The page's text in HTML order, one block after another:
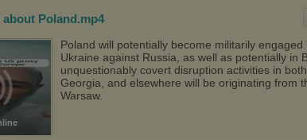
about Poland .mp4
Poland will potentially become militarily engaged
Ukraine against Russia, as well as potentially in
unquestionably covert disruption activities in
Georgia, and elsewhere will be originating from
Warsaw.